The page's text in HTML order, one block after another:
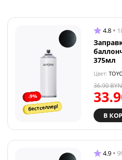
-9%
бестселлер!
4.8
375мл
Цвет:
36.90BYN
В
4.9